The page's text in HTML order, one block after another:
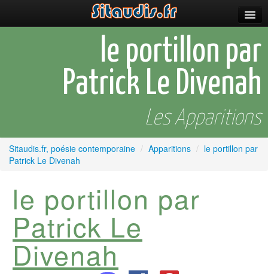
Poèmes et fictions
Auteurs & poètes
Célébrations
Plus
le portillon par
Patrick Le Divenah
Les Apparitions
Sitaudis.fr, poésie contemporaine / Apparitions / le portillon par
Patrick Le Divenah
le portillon par
Patrick Le
Divenah